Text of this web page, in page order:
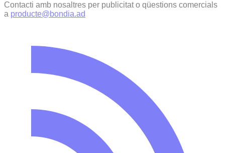
Contacti amb nosaltres per publicitat o qüestions comercials
a producte@bondia.ad